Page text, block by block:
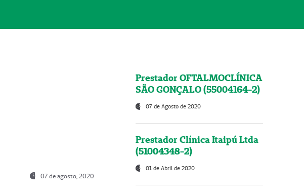
07 de agosto, 2020
Prestador OFTALMOCLÍNICA
SÃO GONÇALO (55004164-2)
07 de Agosto de 2020
Prestador Clínica Itaipú Ltda
(51004348-2)
01 de Abril de 2020